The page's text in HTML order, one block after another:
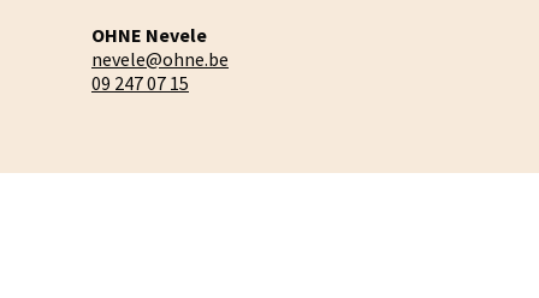
OHNE Nevele
nevele@ohne.be
09 247 07 15